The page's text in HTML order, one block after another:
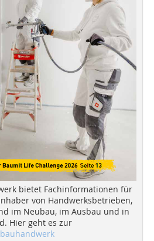
bietet Fachinformationen für
von Handwerksbetrieben,
im Neubau, im Ausbau und in
Hier geht es zur